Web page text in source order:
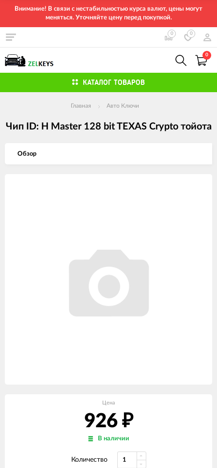
Внимание! В связи с нестабильностью курса валют, цены могут
меняться. Уточняйте цену перед покупкой.
0 0
0
КАТАЛОГ ТОВАРОВ
Главная Авто Ключи
Чип ID: H Master 128 bit TEXAS Crypto тойота
Обзор
Цена
926 ₽
В наличии
Количество